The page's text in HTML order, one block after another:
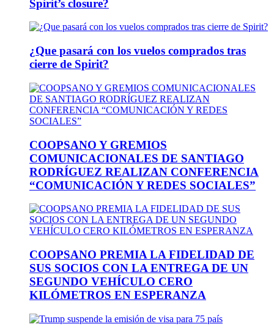
Spirit’s closure?
¿Que pasará con los vuelos comprados tras
cierre de Spirit?
COOPSANO Y GREMIOS
COMUNICACIONALES DE SANTIAGO
RODRÍGUEZ REALIZAN CONFERENCIA
“COMUNICACIÓN Y REDES SOCIALES”
COOPSANO PREMIA LA FIDELIDAD DE
SUS SOCIOS CON LA ENTREGA DE UN
SEGUNDO VEHÍCULO CERO
KILÓMETROS EN ESPERANZA